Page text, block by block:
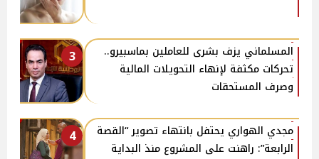
3
المسلماني يزف بشرى للعاملين بماسبيرو..
تحركات مكثفة لإنهاء التحويلات المالية
وصرف المستحقات
4
مجدي الهواري يحتفل بانتهاء تصوير “القصة
الرابعة”: راهنت على المشروع منذ البداية